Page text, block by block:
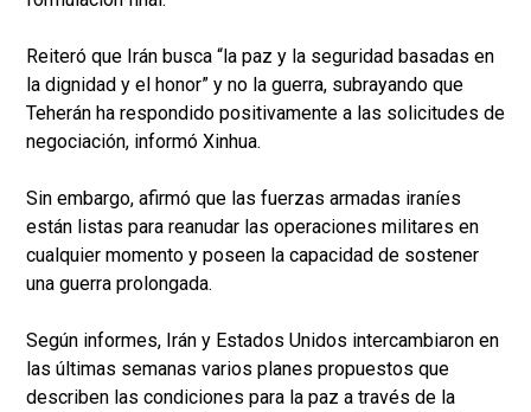
Reiteró que Irán busca “la paz y la seguridad basadas en
la dignidad y el honor” y no la guerra, subrayando que
Teherán ha respondido positivamente a las solicitudes de
negociación, informó Xinhua.
Sin embargo, afirmó que las fuerzas armadas iraníes
están listas para reanudar las operaciones militares en
cualquier momento y poseen la capacidad de sostener
una guerra prolongada.
Según informes, Irán y Estados Unidos intercambiaron en
las últimas semanas varios planes propuestos que
describen las condiciones para la paz a través de la